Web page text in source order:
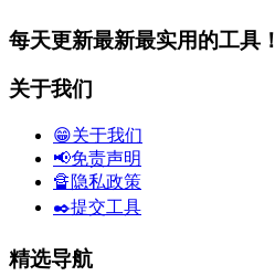
每天更新最新最实用的工具！
关于我们
😁关于我们
📢免责声明
🔏隐私政策
✒️提交工具
精选导航